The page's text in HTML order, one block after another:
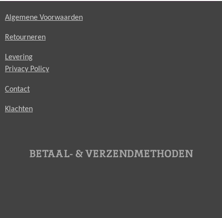
Algemene Voorwaarden
Retourneren
Levering
Privacy Policy
Contact
Klachten
BETAAL- & VERZENDMETHODEN